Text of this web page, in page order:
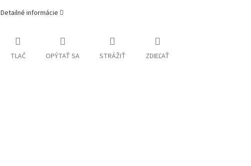
Detailné informácie
TLAČ OPÝTAŤ SA STRÁŽIŤ ZDIEĽAŤ